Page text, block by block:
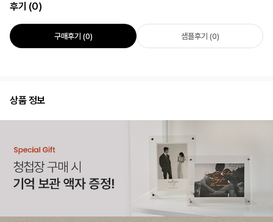
후기 (0)
구매후기 (0) 샘플후기 (0)
상품 정보